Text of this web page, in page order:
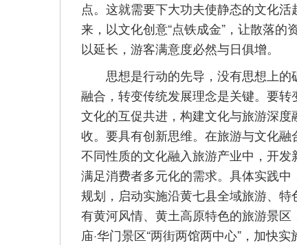
点。这就需要下大功夫使静态的文化
来，以文化创意“点铁成金”，让散落
以延长，游客满意度必然与日俱增。
思想是行动的先导，没有思想上的
融合，转变传统发展理念是关键。要
文化的互促共进，构建文化与旅游深
收。要具有创新思维。在旅游与文化融
不同性质的文化融入旅游产业中，开
满足消费者多元化的需求。具体实践
规划，启动实施沿黄七县全域旅游、
有黄河风情、黄土高原特色的旅游景
庙·华门景区“两街两馆两中心”，加快